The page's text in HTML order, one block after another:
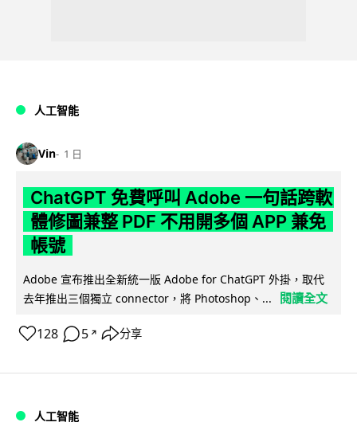
人工智能
Vin 1 日
ChatGPT 免費呼叫 Adobe 一句話跨軟
體修圖兼整 PDF 不用開多個 APP 兼免
帳號
Adobe 宣布推出全新統一版 Adobe for ChatGPT 外掛，取代
去年推出三個獨立 connector，將 Photoshop、...
閱讀全文
128 5 ↗ 分享
人工智能